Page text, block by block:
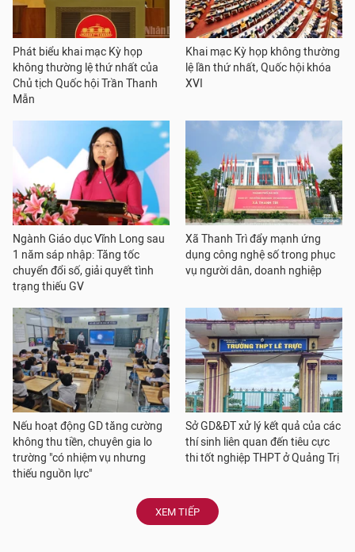
Phát biểu khai mạc Kỳ họp
không thường lệ thứ nhất của
Chủ tịch Quốc hội Trần Thanh
Mẫn
Khai mạc Kỳ họp không thường
lệ lần thứ nhất, Quốc hội khóa
XVI
Ngành Giáo dục Vĩnh Long sau
1 năm sáp nhập: Tăng tốc
chuyển đổi số, giải quyết tình
trạng thiếu GV
Xã Thanh Trì đẩy mạnh ứng
dụng công nghệ số trong phục
vụ người dân, doanh nghiệp
Nếu hoạt động GD tăng cường
không thu tiền, chuyên gia lo
trường "có nhiệm vụ nhưng
thiếu nguồn lực"
Sở GD&ĐT xử lý kết quả của các
thí sinh liên quan đến tiêu cực
thi tốt nghiệp THPT ở Quảng Trị
XEM TIẾP